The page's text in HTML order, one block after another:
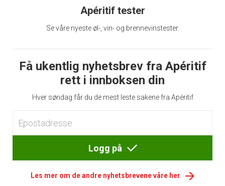
Apéritif tester
Se våre nyeste øl-, vin- og brennevinstester.
Få ukentlig nyhetsbrev fra Apéritif
rett i innboksen din
Hver søndag får du de mest leste sakene fra Apéritif
Logg på
Les mer om de andre nyhetsbrevene våre her